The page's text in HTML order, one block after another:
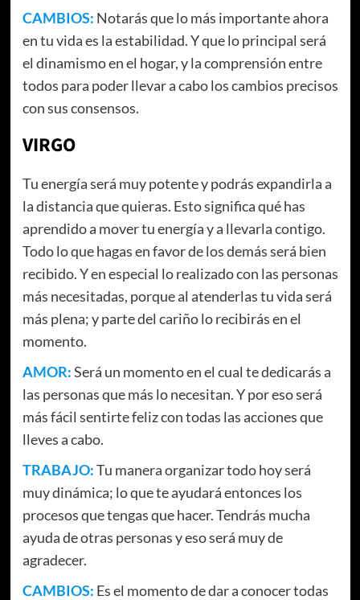
CAMBIOS: Notarás que lo más importante ahora
en tu vida es la estabilidad. Y que lo principal será
el dinamismo en el hogar, y la comprensión entre
todos para poder llevar a cabo los cambios precisos
con sus consensos.
VIRGO
Tu energía será muy potente y podrás expandirla a
la distancia que quieras. Esto significa qué has
aprendido a mover tu energía y a llevarla contigo.
Todo lo que hagas en favor de los demás será bien
recibido. Y en especial lo realizado con las personas
más necesitadas, porque al atenderlas tu vida será
más plena; y parte del cariño lo recibirás en el
momento.
AMOR:Será un momento en el cual te dedicarás a
las personas que más lo necesitan. Y por eso será
más fácil sentirte feliz con todas las acciones que
lleves a cabo.
TRABAJO:Tu manera organizar todo hoy será
muy dinámica; lo que te ayudará entonces los
procesos que tengas que hacer. Tendrás mucha
ayuda de otras personas y eso será muy de
agradecer.
CAMBIOS: Es el momento de dar a conocer todas